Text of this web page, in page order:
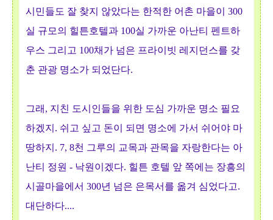
시민들도 잘 찾지 않았다는 한적한 어촌 마을이 300
실 규모의 힐튼호텔과 100실 가까운 아난티 펜트하
우스 그리고 100채가 넘은 프라이빗 레지던스를 갖
춘 관광 명소가 되었단다.
그래, 지친 도시인들을 위한 도심 가까운 명소 필요
하겠지. 쉬고 싶고 돈이 되면 명소에 가서 쉬어야 마
땅하지. 7, 8천 그루의 교목과 관목을 자랑한다는 아
난티 정원 - 낙원이겠다. 힐튼 호텔 앞 쪽에는 장흥의
시골마을에서 300년 넘은 은목서를 옮겨 심었다고.
대단하다....